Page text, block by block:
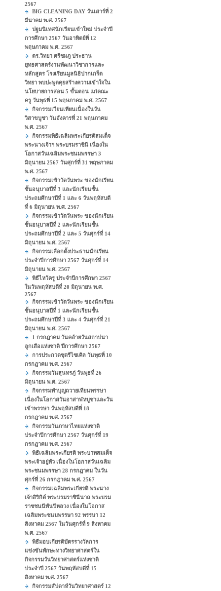
2567
BIG CLEANING DAY วันเสาร์ที่ 2
มีนาคม พ.ศ. 2567
ปฐมนิเทศนักเรียนเข้าใหม่ ประจำปี
การศึกษา 2567 วันอาทิตย์ที่ 12
พฤษภาคม พ.ศ. 2567
ดร.วิทยา ศรีชมภู ประธาน
ยุทธศาสตร์งานพัฒนาวิชาการและ
หลักสูตร โรงเรียนมูลนิธิปากเกร็ด
วิทยา พบปะพูดคุยสร้างความเข้าใจใน
นโยบายการสอน 5 ขั้นตอน แก่คณะ
ครู วันพุธที่ 15 พฤษภาคม พ.ศ. 2567
กิจกรรมเวียนเทียนเนื่องในวัน
วิสาขบูชา วันอังคารที่ 21 พฤษภาคม
พ.ศ. 2567
กิจกรรมพิธีเฉลิมพระเกียรติสมเด็จ
พระนางเจ้าฯ พระบรมราชินี เนื่องใน
โอกาสวันเฉลิมพระชนมพรรษา 3
มิถุนายน 2567 วันศุกร์ที่ 31 พฤษภาคม
พ.ศ. 2567
กิจกรรมเข้าวัดวันพระ ของนักเรียน
ชั้นอนุบาลปีที่ 3 และนักเรียนชั้น
ประถมศึกษาปีที่ 1 และ 6 วันพฤหัสบดี
ที่ 6 มิถุนายน พ.ศ. 2567
กิจกรรมเข้าวัดวันพระ ของนักเรียน
ชั้นอนุบาลปีที่ 2 และนักเรียนชั้น
ประถมศึกษาปีที่ 2 และ 5 วันศุกร์ที่ 14
มิถุนายน พ.ศ. 2567
กิจกรรมเลือกตั้งประธานนักเรียน
ประจำปีการศึกษา 2567 วันศุกร์ที่ 14
มิถุนายน พ.ศ. 2567
พิธีไหว้ครู ประจำปีการศึกษา 2567
ในวันพฤหัสบดีที่ 20 มิถุนายน พ.ศ.
2567
กิจกรรมเข้าวัดวันพระ ของนักเรียน
ชั้นอนุบาลปีที่ 1 และนักเรียนชั้น
ประถมศึกษาปีที่ 3 และ 4 วันศุกร์ที่ 21
มิถุนายน พ.ศ. 2567
1 กรกฎาคม วันคล้ายวันสถาปนา
ลูกเสือแห่งชาติ ปีการศึกษา 2567
การประกวดชุดรีไซเคิล วันพุธที่ 10
กรกฎาคม พ.ศ. 2567
กิจกรรมวันสุนทรภู่ วันพุธที่ 26
มิถุนายน พ.ศ. 2567
กิจกรรมทำบุญถวายเทียนพรรษา
เนื่องในโอกาสวันอาสาฬหบูชาและวัน
เข้าพรรษา วันพฤหัสบดีที่ 18
กรกฎาคม พ.ศ. 2567
กิจกรรมวันภาษาไทยแห่งชาติ
ประจำปีการศึกษา 2567 วันศุกร์ที่ 19
กรกฎาคม พ.ศ. 2567
พิธีเฉลิมพระเกียรติ พระบาทสมเด็จ
พระเจ้าอยู่หัว เนื่องในโอกาสวันเฉลิม
พระชนมพรรษา 28 กรกฎาคม ในวัน
ศุกร์ที่ 26 กรกฎาคม พ.ศ. 2567
กิจกรรมเฉลิมพระเกียรติ พระนาง
เจ้าสิริกิต์ พระบรมราชินีนาถ พระบรม
ราชชนนีพันปีหลวง เนื่องในโอกาส
เฉลิมพระชนมพรรษา 92 พรรษา 12
สิงหาคม 2567 ในวันศุกร์ที่ 9 สิงหาคม
พ.ศ. 2567
พิธีมอบเกียรติบัตรรางวัลการ
แข่งขันทักษะทางวิทยาศาสตร์ใน
กิจกรรมวันวิทยาศาสตร์แห่งชาติ
ประจำปี 2567 วันพฤหัสบดีที่ 15
สิงหาคม พ.ศ. 2567
กิจกรรมสัปดาห์วันวิทยาศาสตร์ 12